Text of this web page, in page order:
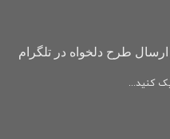
طرح دلخواه در تلگرام
کنید...